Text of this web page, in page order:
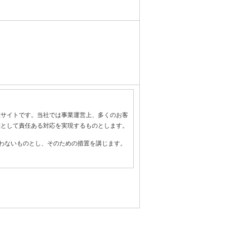
イトです。当社では事業運営上、多くのお客
して責任ある対応を実現するものとします。
いものとし、そのための措置を講じます。
理のために必要かつ適切な措置を講じるよ
します。